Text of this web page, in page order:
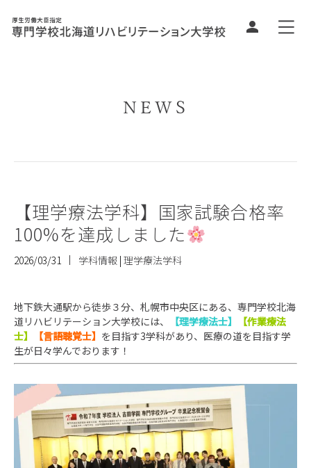
NEWS
【理学療法学科】国家試験合格率
100%を達成しました
2026/03/31 学科情報 | 理学療法学科
地下鉄大通駅から徒歩３分、札幌市中央区にある、専門学校北海
道リハビリテーション大学校には、
【理学療法士】
【作業療法
士】
【言語聴覚士】 を目指す3学科があり、医療の道を目指す学
生が日々学んでおります！